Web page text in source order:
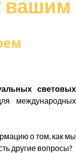
вашим
световых
международных
о том, как мы
другие вопросы?